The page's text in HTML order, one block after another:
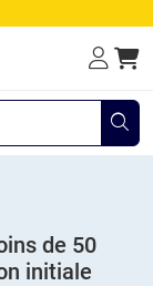
de 50
initiale